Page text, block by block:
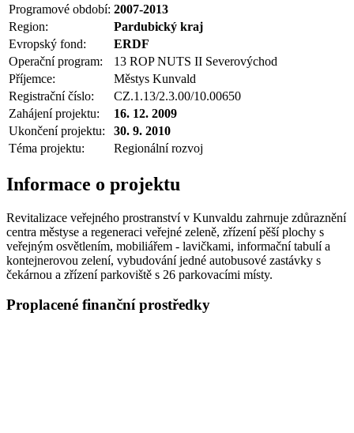
Programové období: 2007-2013
Region:
Pardubický kraj
Evropský fond:
ERDF
Operační program:
13 ROP NUTS II Severovýchod
Příjemce:
Městys Kunvald
Registrační číslo:
CZ.1.13/2.3.00/10.00650
Zahájení projektu:
16. 12. 2009
Ukončení projektu:
30. 9. 2010
Téma projektu:
Regionální rozvoj
Informace o projektu
Revitalizace veřejného prostranství v Kunvaldu zahrnuje zdůraznění
centra městyse a regeneraci veřejné zeleně, zřízení pěší plochy s
veřejným osvětlením, mobiliářem - lavičkami, informační tabulí a
kontejnerovou zelení, vybudování jedné autobusové zastávky s
čekárnou a zřízení parkoviště s 26 parkovacími místy.
Proplacené finanční prostředky